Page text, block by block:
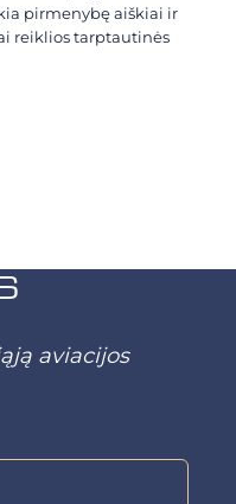
pirmenybę aiškiai ir
reiklios tarptautinės
aviacijos